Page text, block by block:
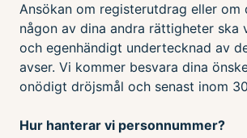
Ansökan om registerutdrag eller om
någon av dina andra rättigheter ska
och egenhändigt undertecknad av
avser. Vi kommer besvara dina
onödigt dröjsmål och senast inom
Hur hanterar vi personnummer?